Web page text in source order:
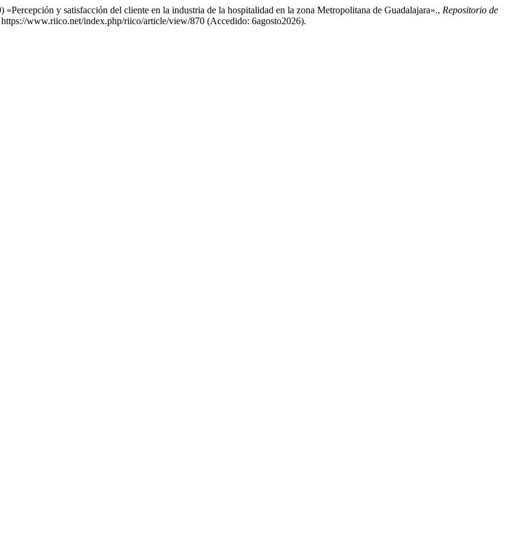
y satisfacción del cliente en la industria de la hospitalidad en la zona Metropolitana de Guadalajara»., Repositorio de
www.riico.net/index.php/riico/article/view/870 (Accedido: 6agosto2026).